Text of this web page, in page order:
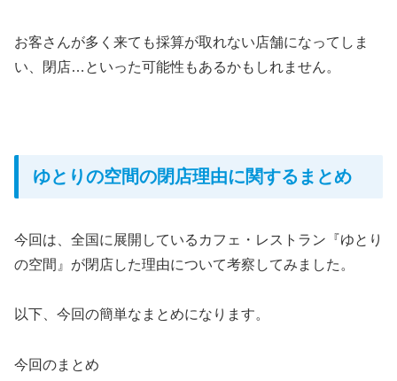
お客さんが多く来ても採算が取れない店舗になってしま
い、閉店…といった可能性もあるかもしれません。
ゆとりの空間の閉店理由に関するまとめ
今回は、全国に展開しているカフェ・レストラン『ゆとり
の空間』が閉店した理由について考察してみました。
以下、今回の簡単なまとめになります。
今回のまとめ